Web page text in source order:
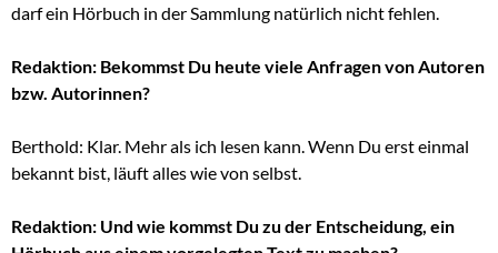
darf ein Hörbuch in der Sammlung natürlich nicht fehlen.
Redaktion: Bekommst Du heute viele Anfragen von Autoren
bzw. Autorinnen?
Berthold: Klar. Mehr als ich lesen kann. Wenn Du erst einmal
bekannt bist, läuft alles wie von selbst.
Redaktion: Und wie kommst Du zu der Entscheidung, ein